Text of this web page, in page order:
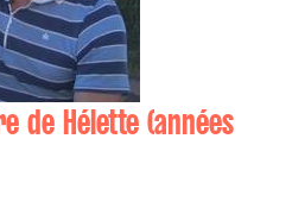
de Hélette (années